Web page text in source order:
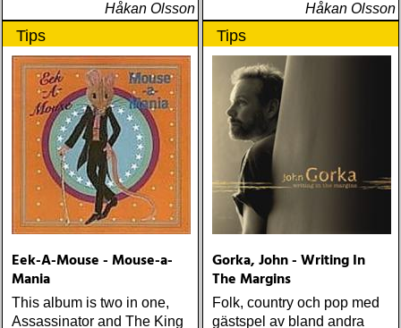
Håkan Olsson Håkan Olsson
Tips
Eek-A-Mouse - Mouse-a-
Mania
This album is two in one,
Assassinator and The King
Tips
Gorka, John - Writing In
The Margins
Folk, country och pop med
gästspel av bland andra